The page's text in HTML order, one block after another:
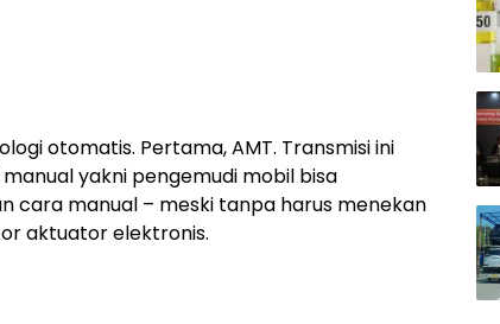
otomatis. Pertama, AMT. Transmisi ini
yakni pengemudi mobil bisa
cara manual – meski tanpa harus menekan
aktuator elektronis.